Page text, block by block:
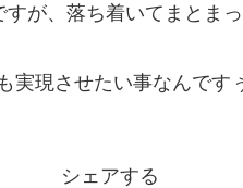
が、落ち着いてまとま
実現させたい事なんです
シェアする